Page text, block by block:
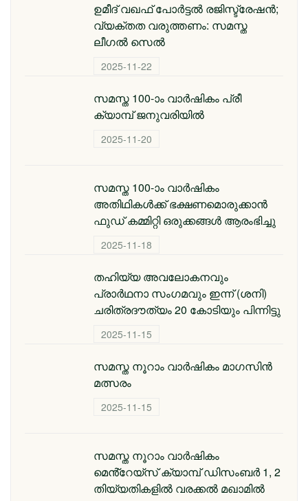
ഉമീദ് വഖഫ് പോർട്ടൽ രജിസ്ട്രേഷൻ;
വ്യക്തത വരുത്തണം: സമസ്ത
ലീഗൽ സെൽ
2025-11-22
സമസ്ത 100-ാം വാര്‍ഷികം പ്രീ
ക്യാമ്പ് ജനുവരിയില്‍
2025-11-20
സമസ്ത 100-ാം വാര്‍ഷികം
അതിഥികള്‍ക്ക് ഭക്ഷണമൊരുക്കാന്‍
ഫുഡ് കമ്മിറ്റി ഒരുക്കങ്ങള്‍ ആരംഭിച്ചു
2025-11-18
തഹിയ്യ അവലോകനവും
പ്രാര്‍ഥനാ സംഗമവും ഇന്ന് (ശനി)
ചരിത്രദൗത്യം 20 കോടിയും പിന്നിട്ടു
2025-11-15
സമസ്ത നൂറാം വാർഷികം മാഗസിൻ
മത്സരം
2025-11-15
സമസ്ത നൂറാം വാര്‍ഷികം
മെൻ്റേയ്സ് ക്യാമ്പ് ഡിസംബര്‍ 1, 2
തിയ്യതികളില്‍ വരക്കല്‍ മഖാമില്‍